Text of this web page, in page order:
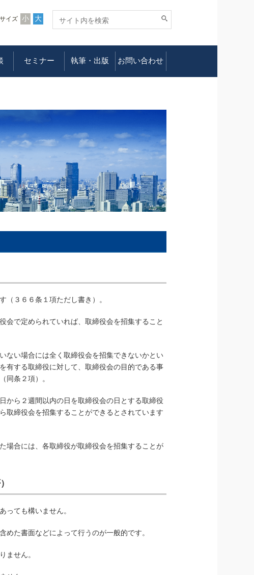
イズ 小 大
セミナー 執筆・出版 お問い合わせ
（３６６条１項ただし書き）。
会で定められていれば、取締役会を招集すること
ない場合には全く取締役会を招集できないかとい
有する取締役に対して、取締役会の目的である事
同条２項）。
から２週間以内の日を取締役会の日とする取締役
取締役会を招集することができるとされています
場合には、各取締役が取締役会を招集することが
っても構いません。
た書面などによって行うのが一般的です。
ません。